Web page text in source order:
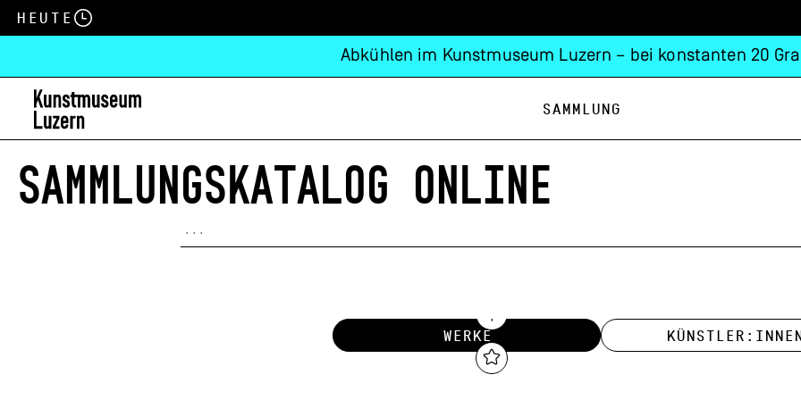
Heute
Abkühlen im Kunstmuseum Luzern – bei konstanten 20
Sammlung
SAMMLUNGSKATALOG ONLINE
WERKE